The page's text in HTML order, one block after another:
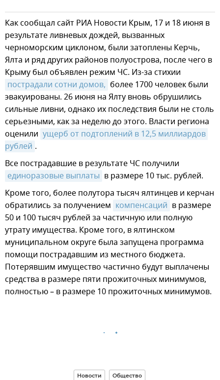
Как сообщал сайт РИА Новости Крым, 17 и 18 июня в
результате ливневых дождей, вызванных
черноморским циклоном, были затоплены Керчь,
Ялта и ряд других районов полуострова, после чего в
Крыму был объявлен режим ЧС. Из-за стихии
пострадали сотни домов, более 1700 человек были
эвакуированы. 26 июня на Ялту вновь обрушились
сильные ливни, однако их последствия были не столь
серьезными, как за неделю до этого. Власти региона
оценили ущерб от подтоплений в 12,5 миллиардов
рублей .
Все пострадавшие в результате ЧС получили
единоразовые выплаты в размере 10 тыс. рублей.
Кроме того, более полутора тысяч ялтинцев и керчан
обратились за получением компенсаций в размере
50 и 100 тысяч рублей за частичную или полную
утрату имущества. Кроме того, в ялтинском
муниципальном округе была запущена программа
помощи пострадавшим из местного бюджета.
Потерявшим имущество частично будут выплачены
средства в размере пяти прожиточных минимумов,
полностью – в размере 10 прожиточных минимумов.
Новости Общество